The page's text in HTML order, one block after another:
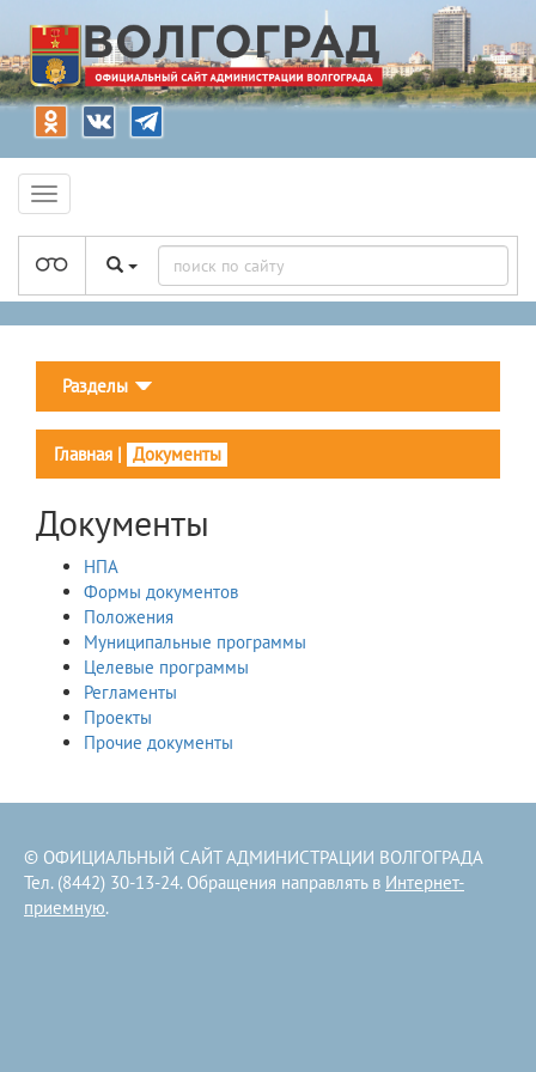
Разделы
Главная | Документы
Документы
НПА
Формы документов
Положения
Муниципальные программы
Целевые программы
Регламенты
Проекты
Прочие документы
© ОФИЦИАЛЬНЫЙ САЙТ АДМИНИСТРАЦИИ ВОЛГОГРАДА
Тел. (8442) 30-13-24. Обращения направлять в Интернет-
приемную.